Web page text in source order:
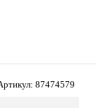
87474579